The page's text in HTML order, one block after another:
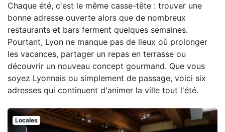
Chaque été, c'est le même casse-tête : trouver une
bonne adresse ouverte alors que de nombreux
restaurants et bars ferment quelques semaines.
Pourtant, Lyon ne manque pas de lieux où prolonger
les vacances, partager un repas en terrasse ou
découvrir un nouveau concept gourmand. Que vous
soyez Lyonnais ou simplement de passage, voici six
adresses qui continuent d'animer la ville tout l'été.
Locales